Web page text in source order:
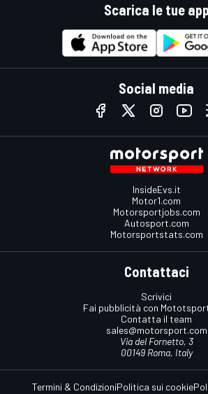
Scarica le tue app
Social media
InsideEvs.it
Motor1.com
Motorsportjobs.com
Autosport.com
Motorsportstats.com
Contattaci
Scrivici
Fai pubblicità con
Contatta il team
sales@motorsport.com
Via del Fornetto, 3
00149 Roma, Italy
Termini & CondizioniPolitica sui cookie